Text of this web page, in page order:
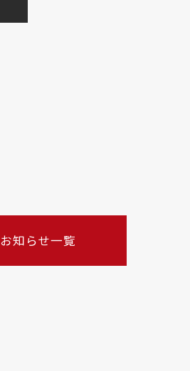
お知らせ一覧